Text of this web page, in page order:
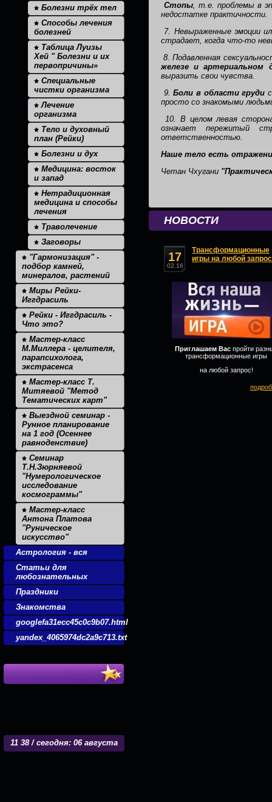
Болезни трёх тел
Способы лечения
болезней
Таблица Луизы
Хей " Болезни и их
первопричины»
Специальные
чистки организма
Лечение
организма
Тело и духовный
план (Рейки)
Болезни и дух
Медицина: восток
и запад
Нетрадиционная
медицина и способы
лечения
Траволечение
Заговоры
"Гармонизация" -
подбор камней,
минералов, растений
Миры Рейки-
Иггдрасиль
Рейки - Иггдрасиль -
Что это?
Мастер-класс
М.Миллера - целителя,
парапсихолога,
экстрасенса
Мастер-класс Т.
Митяевой "Метод
Тематических карт"
Выездной семинар -
Рунное планирование
на 1 год (Осеннее
равноденствие)
Семинар
Т.Н.Зюрняевой
"Нумерологическое
исследование
космограммы"
Мастер-класс
Антона Платова
"Руническое
искусство"
Астрология - вся
Статьи для
любознательных
Праздники
Знакомства
googlefa31ecc45c0c9b07.html
yandex_4065974dc2a9c713.txt
11 38 / сегодня: 06 августа
Стопы, т.е. проблемы в
недостатке практичности.
7. Невыраженные эмоции
страдает, когда что-то
8. Подавленная
железе и артериальном
выразить свои чувства.
9.Боли в области груди
просто со знакомыми
10. В целом левая
означает пережитый
ответственностью.
Наше тело есть
Четан Чхугани
НОВОСТИ
17
02.16
Трансформационные
игры на любой
Приглашаем Вас пройти
трансформационные игры
на любой запрос!